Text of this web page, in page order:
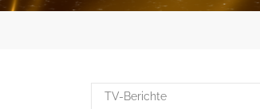
TV-Berichte